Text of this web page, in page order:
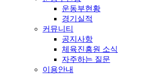
운동부현황
경기실적
커뮤니티
공지사항
체육진흥원 소식
자주하는 질문
이용안내